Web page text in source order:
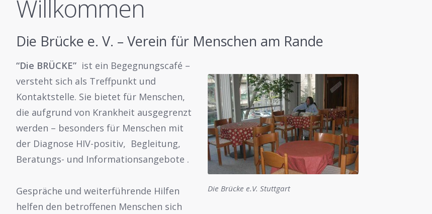
Willkommen
Die Brücke e. V. – Verein für Menschen am Rande
Die Brücke e.V. Stuttgart
“Die BRÜCKE”ist ein Begegnungscafé –
versteht sich als Treffpunkt und
Kontaktstelle. Sie bietet für Menschen,
die aufgrund von Krankheit ausgegrenzt
werden – besonders für Menschen mit
der Diagnose HIV-positiv, Begleitung,
Beratungs- und Informationsangebote .
Gespräche und weiterführende Hilfen
helfen den betroffenen Menschen sich